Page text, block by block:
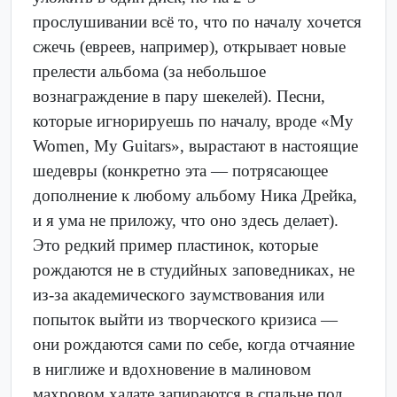
прослушивании всё то, что по началу хочется
сжечь (евреев, например), открывает новые
прелести альбома (за небольшое
вознаграждение в пару шекелей). Песни,
которые игнорируешь по началу, вроде «My
Women, My Guitars», вырастают в настоящие
шедевры (конкретно эта — потрясающее
дополнение к любому альбому Ника Дрейка,
и я ума не приложу, что оно здесь делает).
Это редкий пример пластинок, которые
рождаются не в студийных заповедниках, не
из-за академического заумствования или
попыток выйти из творческого кризиса —
они рождаются сами по себе, когда отчаяние
в ниглиже и вдохновение в малиновом